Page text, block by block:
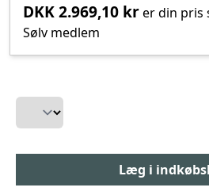
DKK 2.969,10 krer din pris
Sølv medlem